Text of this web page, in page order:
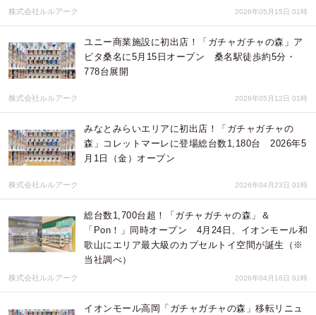
株式会社ルルアーク 2026年05月15日 01時
ユニー商業施設に初出店！「ガチャガチャの森」ア
ピタ桑名に5月15日オープン 桑名駅徒歩約5分・
778台展開
株式会社ルルアーク 2026年05月12日 01時
みなとみらいエリアに初出店！「ガチャガチャの
森」コレットマーレに登場総台数1,180台 2026年5
月1日（金）オープン
株式会社ルルアーク 2026年04月23日 01時
総台数1,700台超！「ガチャガチャの森」＆
「Pon！」同時オープン 4月24日、イオンモール和
歌山にエリア最大級のカプセルトイ空間が誕生（※
当社調べ）
株式会社ルルアーク 2026年04月16日 01時
イオンモール高岡「ガチャガチャの森」移転リニュ